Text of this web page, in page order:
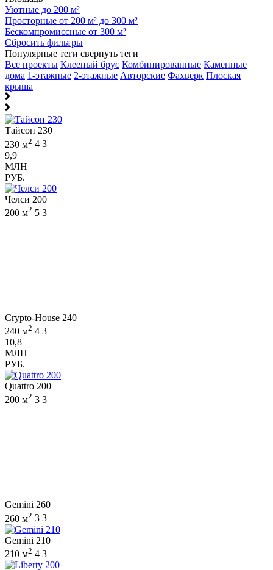
Уютные до 200 м²
Просторные от 200 м² до 300 м²
Бескомпромиссные от 300 м²
Сбросить фильтры
Популярные теги свернуть теги
Все проекты Клееный брус Комбинированные Каменные
дома 1-этажные 2-этажные Авторские Фахверк Плоская
крыша
Тайсон 230
230 м2 4 3
9,9
МЛН
РУБ.
Челси 200
200 м2 5 3
Crypto-House 240
240 м2 4 3
10,8
МЛН
РУБ.
Quattro 200
200 м2 3 3
Gemini 260
260 м2 3 3
Gemini 210
210 м2 4 3